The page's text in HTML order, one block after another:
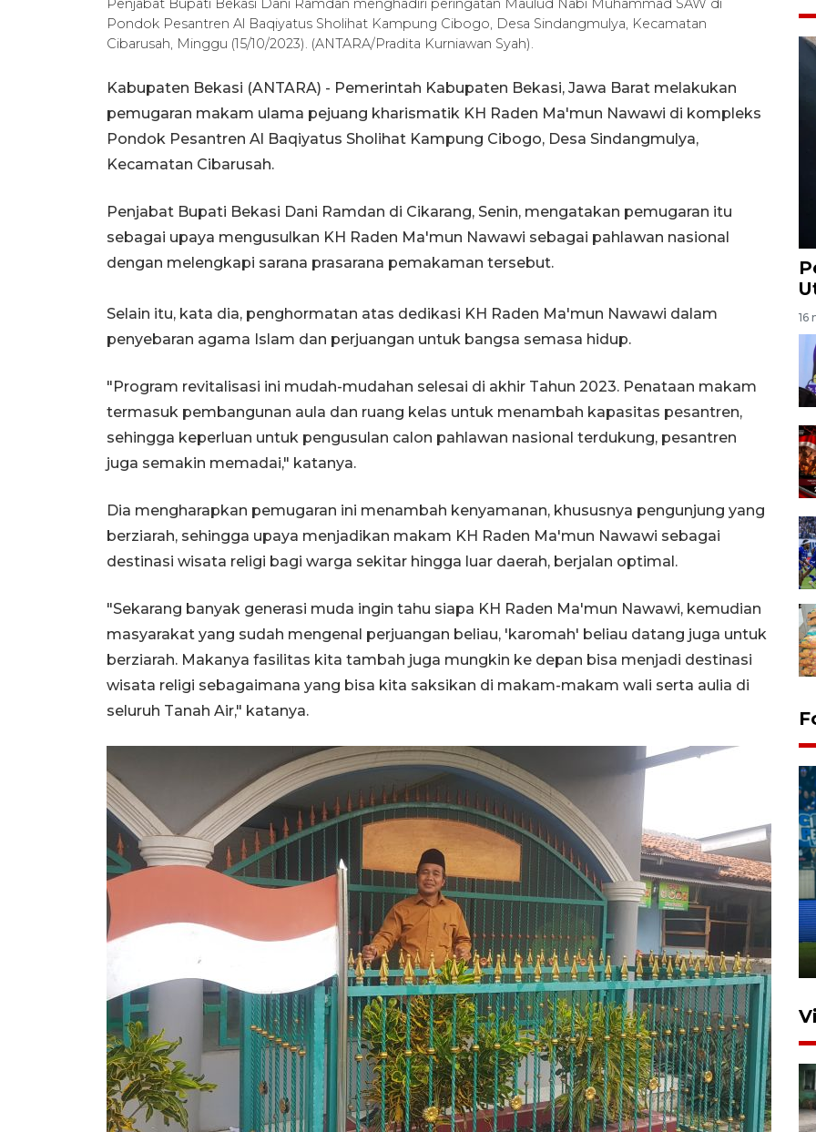
Penjabat Bupati Bekasi Dani Ramdan menghadiri peringatan Maulud Nabi Muhammad SAW di
Pondok Pesantren Al Baqiyatus Sholihat Kampung Cibogo, Desa Sindangmulya, Kecamatan
Cibarusah, Minggu (15/10/2023). (ANTARA/Pradita Kurniawan Syah).
Kabupaten Bekasi (ANTARA) - Pemerintah Kabupaten Bekasi, Jawa Barat melakukan
pemugaran makam ulama pejuang kharismatik KH Raden Ma'mun Nawawi di kompleks
Pondok Pesantren Al Baqiyatus Sholihat Kampung Cibogo, Desa Sindangmulya,
Kecamatan Cibarusah.
Penjabat Bupati Bekasi Dani Ramdan di Cikarang, Senin, mengatakan pemugaran itu
sebagai upaya mengusulkan KH Raden Ma'mun Nawawi sebagai pahlawan nasional
dengan melengkapi sarana prasarana pemakaman tersebut.
Selain itu, kata dia, penghormatan atas dedikasi KH Raden Ma'mun Nawawi dalam
penyebaran agama Islam dan perjuangan untuk bangsa semasa hidup.
"Program revitalisasi ini mudah-mudahan selesai di akhir Tahun 2023. Penataan makam
termasuk pembangunan aula dan ruang kelas untuk menambah kapasitas pesantren,
sehingga keperluan untuk pengusulan calon pahlawan nasional terdukung, pesantren
juga semakin memadai," katanya.
Dia mengharapkan pemugaran ini menambah kenyamanan, khususnya pengunjung yang
berziarah, sehingga upaya menjadikan makam KH Raden Ma'mun Nawawi sebagai
destinasi wisata religi bagi warga sekitar hingga luar daerah, berjalan optimal.
"Sekarang banyak generasi muda ingin tahu siapa KH Raden Ma'mun Nawawi, kemudian
masyarakat yang sudah mengenal perjuangan beliau, 'karomah' beliau datang juga untuk
berziarah. Makanya fasilitas kita tambah juga mungkin ke depan bisa menjadi destinasi
wisata religi sebagaimana yang bisa kita saksikan di makam-makam wali serta aulia di
seluruh Tanah Air," katanya.
16
Penutupan latihan bela negara
dan manajerial SPPI di
Balikpapan
31 Juli 2026 18:01